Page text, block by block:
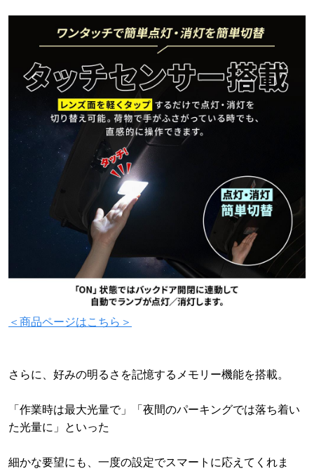
＜商品ページはこちら＞
さらに、好みの明るさを記憶するメモリー機能を搭載。
「作業時は最大光量で」「夜間のパーキングでは落ち着い
た光量に」といった
細かな要望にも、一度の設定でスマートに応えてくれま